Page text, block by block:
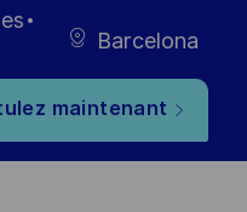
Barcelona
maintenant